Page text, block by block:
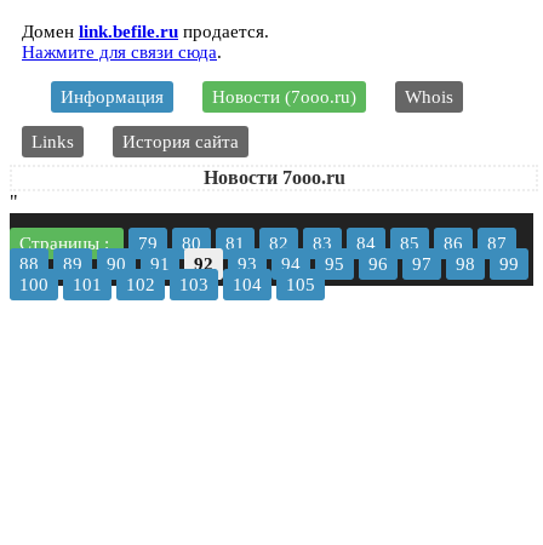
Домен link.befile.ru продается.
Нажмите для связи сюда.
Информация Новости (7ooo.ru) Whois
Links История сайта
Новости 7ooo.ru
"
Страницы : 79 80 81 82 83 84 85 86
87
88
89 90 91 92 93 94 95 96 97 98
99
100
101 102 103 104 105